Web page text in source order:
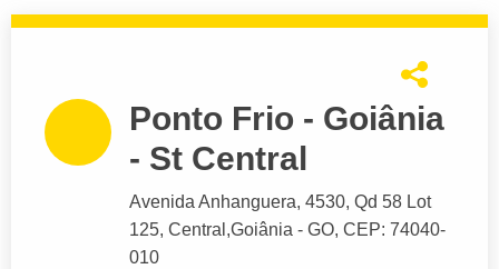
Ponto Frio - Goiânia
- St Central
Avenida Anhanguera, 4530, Qd 58 Lot
125, Central,Goiânia - GO, CEP: 74040-
010